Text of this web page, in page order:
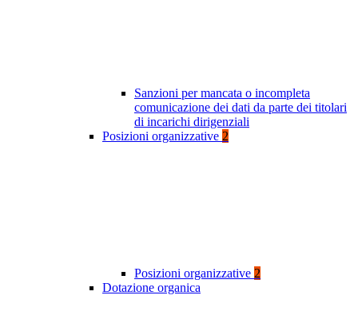
Sanzioni per mancata o incompleta
comunicazione dei dati da parte dei titolari
di incarichi dirigenziali
Posizioni organizzative 2
Posizioni organizzative 2
Dotazione organica